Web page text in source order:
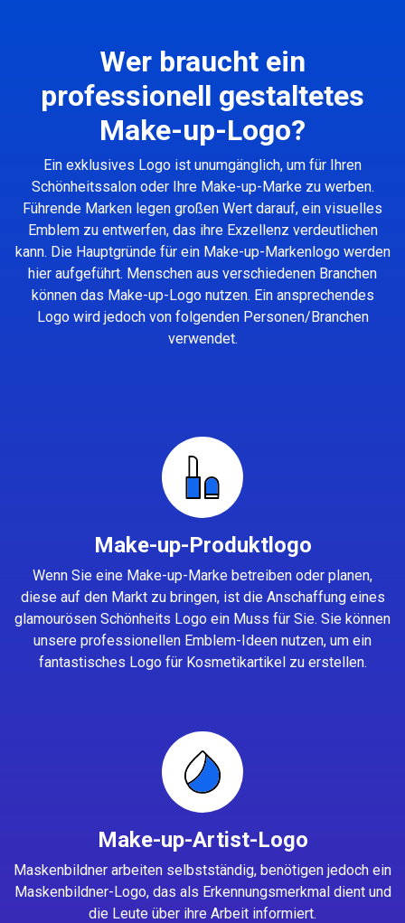
Wer braucht ein
professionell gestaltetes
Make-up-Logo?
Ein exklusives Logo ist unumgänglich, um für Ihren
Schönheitssalon oder Ihre Make-up-Marke zu werben.
Führende Marken legen großen Wert darauf, ein visuelles
Emblem zu entwerfen, das ihre Exzellenz verdeutlichen
kann. Die Hauptgründe für ein Make-up-Markenlogo werden
hier aufgeführt. Menschen aus verschiedenen Branchen
können das Make-up-Logo nutzen. Ein ansprechendes
Logo wird jedoch von folgenden Personen/Branchen
verwendet.
Make-up-Produktlogo
Wenn Sie eine Make-up-Marke betreiben oder planen,
diese auf den Markt zu bringen, ist die Anschaffung eines
glamourösen Schönheits Logo ein Muss für Sie. Sie können
unsere professionellen Emblem-Ideen nutzen, um ein
fantastisches Logo für Kosmetikartikel zu erstellen.
Make-up-Artist-Logo
Maskenbildner arbeiten selbstständig, benötigen jedoch ein
Maskenbildner-Logo, das als Erkennungsmerkmal dient und
die Leute über ihre Arbeit informiert.